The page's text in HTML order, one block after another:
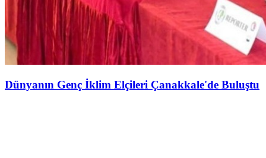
Dünyanın Genç İklim Elçileri Çanakkale'de Buluştu